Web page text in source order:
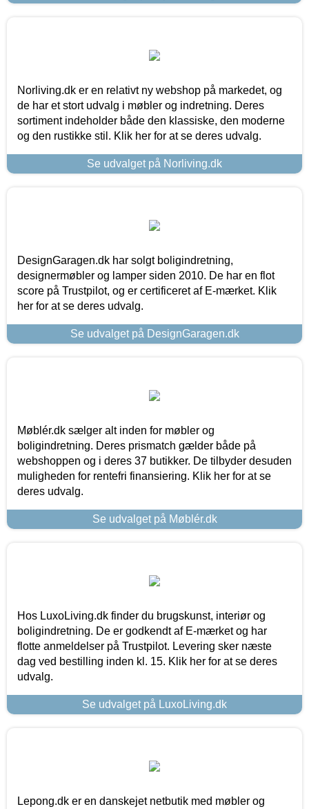
Norliving.dk er en relativt ny webshop på markedet, og
de har et stort udvalg i møbler og indretning. Deres
sortiment indeholder både den klassiske, den moderne
og den rustikke stil. Klik her for at se deres udvalg.
Se udvalget på Norliving.dk
DesignGaragen.dk har solgt boligindretning,
designermøbler og lamper siden 2010. De har en flot
score på Trustpilot, og er certificeret af E-mærket. Klik
her for at se deres udvalg.
Se udvalget på DesignGaragen.dk
Møblér.dk sælger alt inden for møbler og
boligindretning. Deres prismatch gælder både på
webshoppen og i deres 37 butikker. De tilbyder desuden
muligheden for rentefri finansiering. Klik her for at se
deres udvalg.
Se udvalget på Møblér.dk
Hos LuxoLiving.dk finder du brugskunst, interiør og
boligindretning. De er godkendt af E-mærket og har
flotte anmeldelser på Trustpilot. Levering sker næste
dag ved bestilling inden kl. 15. Klik her for at se deres
udvalg.
Se udvalget på LuxoLiving.dk
Lepong.dk er en danskejet netbutik med møbler og